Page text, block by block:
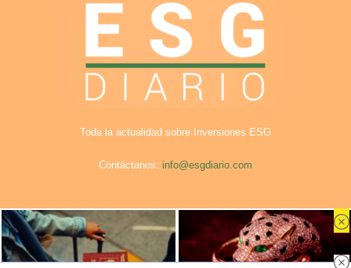
Toda la actualidad sobre Inversiones ESG
Contáctanos: info@esgdiario.com
Aviso Legal Privacidad Cookies
Publicidad en ESG Diario